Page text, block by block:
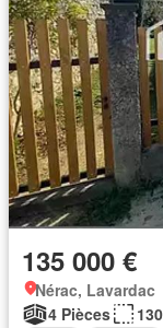
135 000 €
Nérac, Lavardac
4 Pièces